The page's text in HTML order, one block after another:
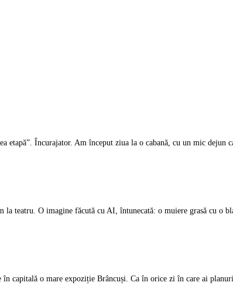
Încurajator. Am început ziua la o cabană, cu un mic dejun
teatru. O imagine făcută cu AI, întunecată: o muiere grasă cu o
în capitală o mare expoziție Brâncuși. Ca în orice zi în care ai